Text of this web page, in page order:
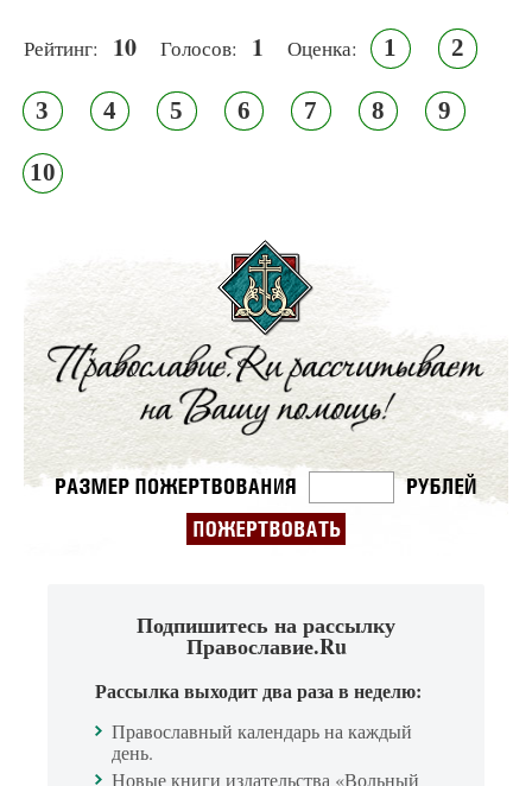
Рейтинг: 10 Голосов: 1 Оценка: 1 2
3 4 5 6 7 8 9
10
Подпишитесь на рассылку
Православие.Ru
Рассылка выходит два раза в неделю:
Православный календарь на каждый
день.
Новые книги издательства «Вольный